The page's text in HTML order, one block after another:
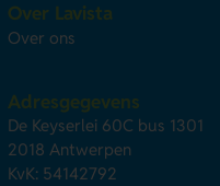
Over Lavista
Over ons
Adresgegevens
De Keyserlei 60C bus 1301
2018 Antwerpen
KvK: 54142792